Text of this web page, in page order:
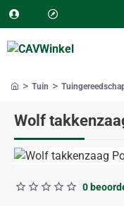
Wolf
Tuin
0